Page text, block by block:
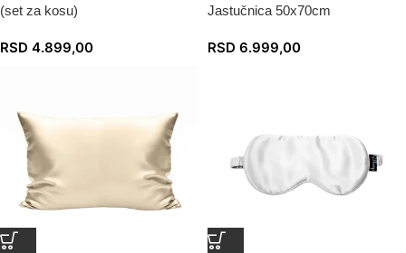
(set za kosu)
RSD 4.899,00
Jastučnica 50x70cm
RSD 6.999,00